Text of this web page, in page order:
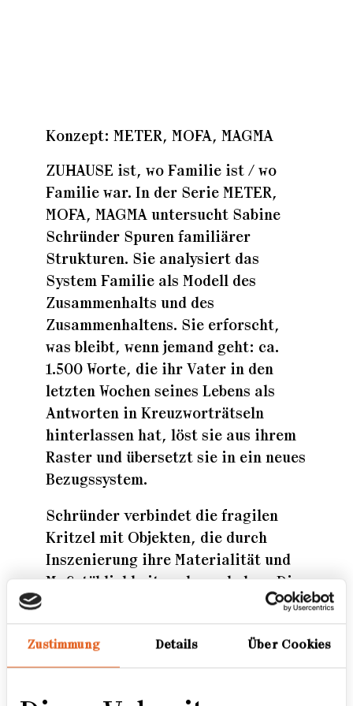
Zustimmung Details Über Cookies
Konzept: METER, MOFA, MAGMA
ZUHAUSE ist, wo Familie ist / wo
Familie war. In der Serie METER,
MOFA, MAGMA untersucht Sabine
Schründer Spuren familiärer
Strukturen. Sie analysiert das
System Familie als Modell des
Zusammenhalts und des
Zusammenhaltens. Sie erforscht,
was bleibt, wenn jemand geht: ca.
1.500 Worte, die ihr Vater in den
letzten Wochen seines Lebens als
Antworten in Kreuzworträtseln
hinterlassen hat, löst sie aus ihrem
Raster und übersetzt sie in ein neues
Bezugssystem.
Schründer verbindet die fragilen
Kritzel mit Objekten, die durch
Inszenierung ihre Materialität und
Maßstäblichkeit verloren haben. Die
Angelleidenschaft ihres Vaters und
weisen ihrerseits Zeichen des
Zerfalls wie auch des